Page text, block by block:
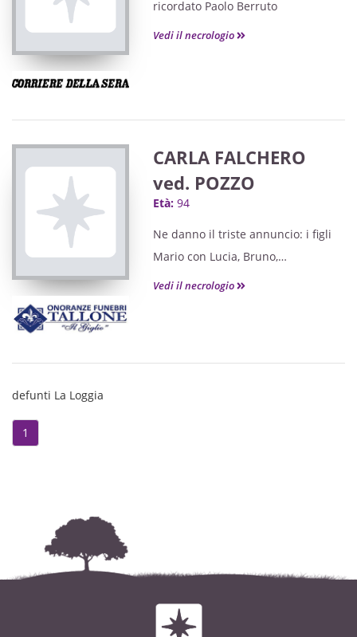
ricordato Paolo Berruto
Vedi il necrologio
CARLA FALCHERO
ved. POZZO
Età: 94
Ne danno il triste annuncio: i figli
Mario con Lucia, Bruno,
gli adorati Diego, Roberta,
famigliari e parenti tutti. La S.
Vedi il necrologio
defunti La Loggia
1